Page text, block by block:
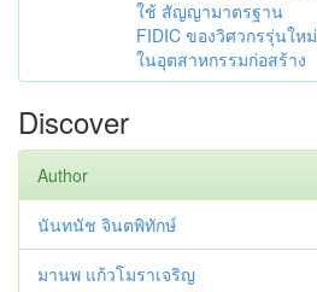
ใช้ สัญญามาตรฐาน
FIDIC ของวิศวกรรุ่นใหม่
ในอุตสาหกรรมก่อสร้าง
Discover
Author
นันทนัช จินตพิทักษ์
มานพ แก้วโมราเจริญ